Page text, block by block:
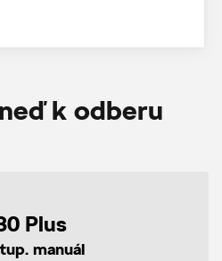
k odberu
Plus
manuál